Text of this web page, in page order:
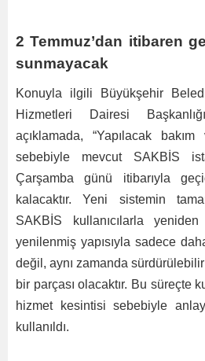
2 Temmuz’dan itibaren
sunmayacak
Konuyla ilgili Büyükşehir
Hizmetleri Dairesi
açıklamada, “Yapılacak bakım
sebebiyle mevcut SAKBİS
Çarşamba günü itibarıyla
kalacaktır. Yeni sistemin
SAKBİS kullanıcılarla
yenilenmiş yapısıyla sadece
değil, aynı zamanda
bir parçası olacaktır. Bu süreçte
hizmet kesintisi sebebiyle
kullanıldı.